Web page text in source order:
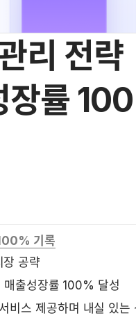
리 전략
장률
기록
장 공략
출성장률 100% 달성
비스 제공하며 내실 있는